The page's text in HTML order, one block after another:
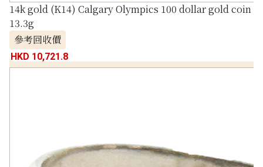
14k gold (K14) Calgary Olympics 100 dollar gold coin
13.3g
參考回收價
HKD 10,721.8